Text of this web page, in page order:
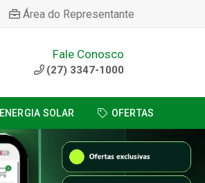
Área do Representante
Fale Conosco
(27) 3347-1000
ENERGIA SOLAR OFERTAS